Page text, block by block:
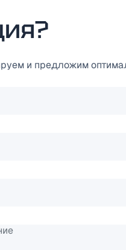
и предложим